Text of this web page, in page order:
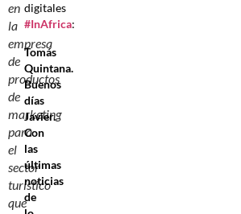
en
la
empresa
de
productos
de
marketing
para
el
sector
turístico
que
digitales
#InAfrica:
Tomás
Quintana.
Buenos
días
Javier.
Con
las
últimas
noticias
de